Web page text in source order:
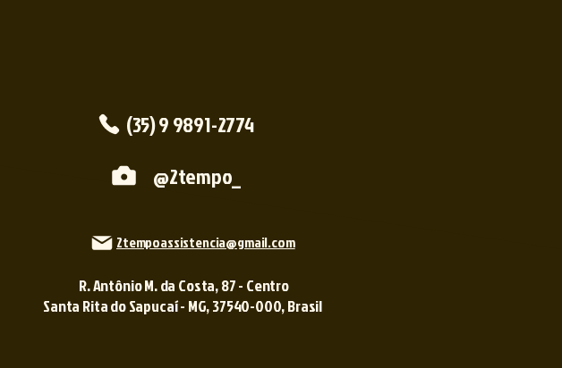
(35) 9 9891-2774
@2tempo_
2tempoassistencia@gmail.com
R. Antônio M. da Costa, 87 - Centro
Santa Rita do Sapucaí - MG, 37540-000, Brasil ​​